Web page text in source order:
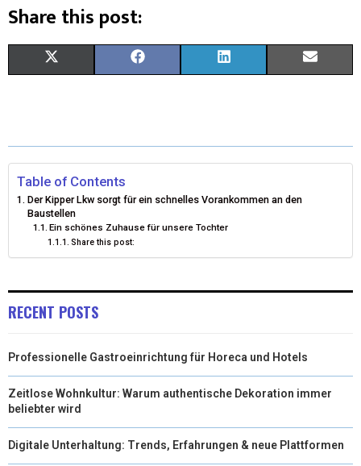
Share this post:
W
I
T
T
E
R
)
E
O
O
K
K
D
N
I
Table of Contents
Der Kipper Lkw sorgt für ein schnelles Vorankommen an den
Baustellen
Ein schönes Zuhause für unsere Tochter
Share this post:
RECENT POSTS
Professionelle Gastroeinrichtung für Horeca und Hotels
Zeitlose Wohnkultur: Warum authentische Dekoration immer
beliebter wird
Digitale Unterhaltung: Trends, Erfahrungen & neue Plattformen